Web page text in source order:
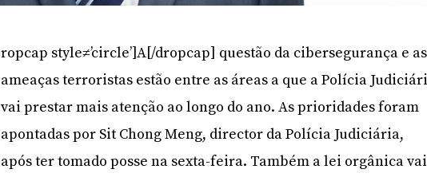
ropcap style≠’circle’]A[/dropcap] questão da cibersegurança e as
ameaças terroristas estão entre as áreas a que a Polícia
vai prestar mais atenção ao longo do ano. As prioridades foram
apontadas por Sit Chong Meng, director da Polícia Judiciária,
após ter tomado posse na sexta-feira. Também a lei orgânica vai